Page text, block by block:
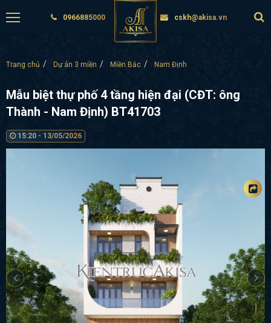
0966885000 cskh@akisa.vn
Trang chủ Dự án 3 miền Miền Bắc Nam Định
Mẫu biệt thự phố 4 tầng hiện đại (CĐT: ông
Thành - Nam Định) BT41703
15:20 - 13/05/2026